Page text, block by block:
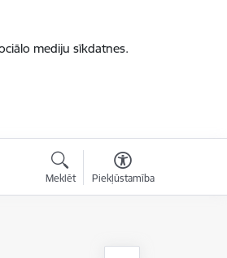
mediju sīkdatnes.
Meklēt Piekļūstamība